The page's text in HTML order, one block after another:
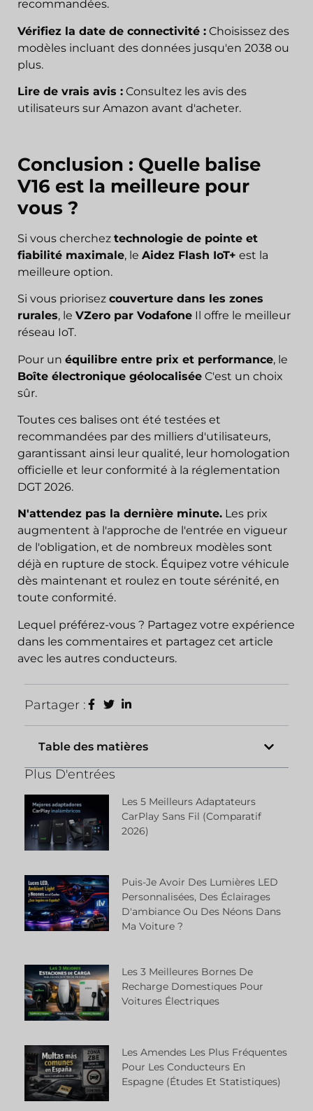
recommandées.
Vérifiez la date de connectivité : Choisissez des
modèles incluant des données jusqu'en 2038 ou
plus.
Lire de vrais avis : Consultez les avis des
utilisateurs sur Amazon avant d'acheter.
Conclusion : Quelle balise
V16 est la meilleure pour
vous ?
Si vous cherchez technologie de pointe et
fiabilité maximale, le Aidez Flash IoT+ est la
meilleure option.
Si vous priorisez couverture dans les zones
rurales, le VZero par Vodafone Il offre le meilleur
réseau IoT.
Pour un équilibre entre prix et performance, le
Boîte électronique géolocalisée C'est un choix
sûr.
Toutes ces balises ont été testées et
recommandées par des milliers d'utilisateurs,
garantissant ainsi leur qualité, leur homologation
officielle et leur conformité à la réglementation
DGT 2026.
N'attendez pas la dernière minute. Les prix
augmentent à l'approche de l'entrée en vigueur
de l'obligation, et de nombreux modèles sont
déjà en rupture de stock. Équipez votre véhicule
dès maintenant et roulez en toute sérénité, en
toute conformité.
Lequel préférez-vous ? Partagez votre expérience
dans les commentaires et partagez cet article
avec les autres conducteurs.
Partager :
Table des matières
Plus D'entrées
Les 5 Meilleurs Adaptateurs
CarPlay Sans Fil (comparatif
2026)
Puis-Je Avoir Des Lumières LED
Personnalisées, Des Éclairages
D'ambiance Ou Des Néons Dans
Ma Voiture ?
Les 3 Meilleures Bornes De
Recharge Domestiques Pour
Voitures Électriques
Les Amendes Les Plus Fréquentes
Pour Les Conducteurs En
Espagne (études Et Statistiques)